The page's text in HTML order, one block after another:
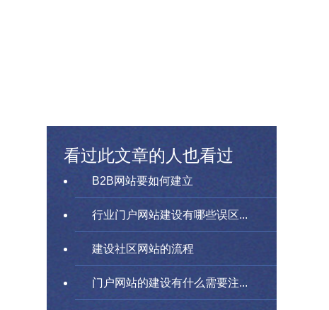
看过此文章的人也看过
B2B网站要如何建立
行业门户网站建设有哪些误区...
建设社区网站的流程
门户网站的建设有什么需要注...